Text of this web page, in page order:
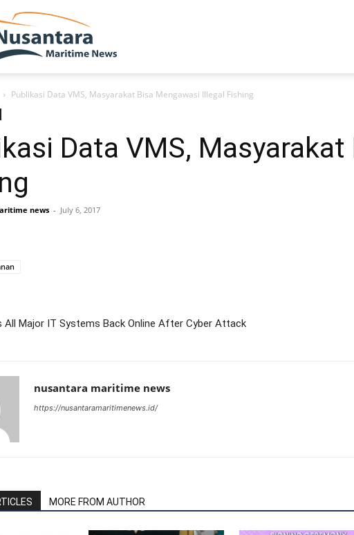
Publikasi Data VMS, Masyarakat Bisa Mengawasi Illegal Fishing
Data VMS,
news - July 6, 2017
All Major IT Systems Back Online After Cyber Attack
nusantara maritime news
https://nusantaramaritimenews.id/
MORE FROM AUTHOR